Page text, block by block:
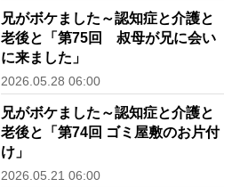
兄がボケました～認知症と介護と
老後と「第75回 叔母が兄に会い
に来ました」
2026.05.28 06:00
兄がボケました～認知症と介護と
老後と「第74回 ゴミ屋敷のお片付
け」
2026.05.21 06:00